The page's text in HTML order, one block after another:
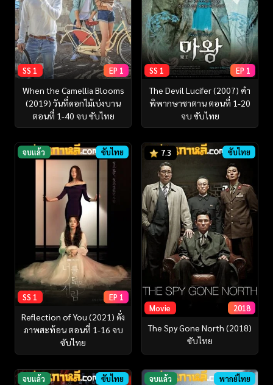
SS 1 EP 1
When the Camellia Blooms
(2019) วันที่ดอกไม้เบ่งบาน
ตอนที่ 1-40 จบ ซับไทย
SS 1 EP 1
The Devil Lucifer (2007) คำ
พิพากษาซาตาน ตอนที่ 1-20
จบ ซับไทย
จบแล้ว ซับไทย
SS 1 EP 1
Reflection of You (2021) ดั่ง
ภาพสะท้อน ตอนที่ 1-16 จบ
ซับไทย
7.3 ซับไทย
Movie 2018
The Spy Gone North (2018)
ซับไทย
จบแล้ว ซับไทย จบแล้ว พากย์ไทย